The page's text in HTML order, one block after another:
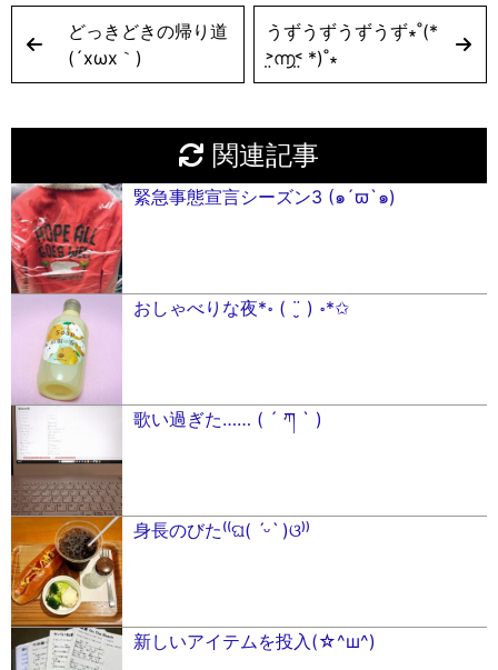
どっきどきの帰り道
(´xωx｀)
うずうずうずうず∗︎˚(*
˃̤൬˂̤ *)˚∗︎
関連記事
緊急事態宣言シーズン3 (๑´ϖ`๑)
おしゃべりな夜*॰ ( ¨̮ ) ॰*✩
歌い過ぎた…… ( ´ ཀ ` )
身長のびた⁽⁽ଘ( ˊᵕˋ )ଓ⁾⁾
新しいアイテムを投入(☆^ш^)